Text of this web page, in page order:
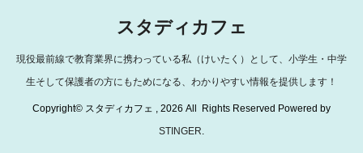
スタディカフェ
現役最前線で教育業界に携わっている私（けいたく）として、小学生・中学
生そして保護者の方にもためになる、わかりやすい情報を提供します！
Copyright© スタディカフェ , 2026 All Rights Reserved Powered by
STINGER.